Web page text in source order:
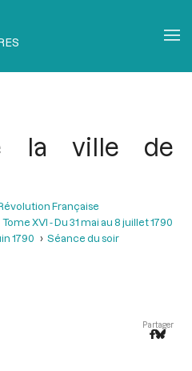
la ville de
Française
Tome XVI - Du 31 mai au 8 juillet 1790
1790 Séance du soir
Partager